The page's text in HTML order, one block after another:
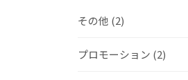
その他 (2)
プロモーション (2)